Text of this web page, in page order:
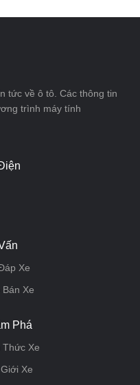
tức về ô tô. Các thông tin
trình máy tính
Xe
Bán Xe
Phá
Thức Xe
Xe